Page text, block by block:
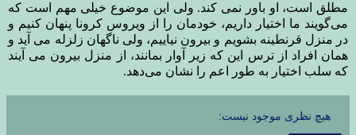
مطلق است، او باور نمی کند. ولی این موضوع خیلی مهم است که
می‌گویند ما اختیار داریم، خودمان را از ویروس کرونا پنهان کنیم و
در منزل قرنطینه بشویم و بیرون نیاییم، ولی ناگهان زلزله می آید و
همان افراد از ترس این که زیر آوار بمانند، از منزل بیرون می آیند
که سلب اختیار به طور اعم را نشان می‌دهد.
هیچ نظری موجود نیست: